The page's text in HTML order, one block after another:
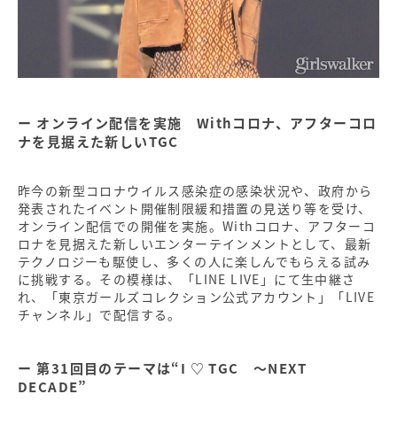
オンライン配信を実施 Withコロナ、アフターコロ
ナを見据えた新しいTGC
昨今の新型コロナウイルス感染症の感染状況や、政府から
発表されたイベント開催制限緩和措置の見送り等を受け、
オンライン配信での開催を実施。Withコロナ、アフターコ
ロナを見据えた新しいエンターテインメントとして、最新
テクノロジーも駆使し、多くの人に楽しんでもらえる試み
に挑戦する。その模様は、「LINE LIVE」にて生中継さ
れ、「東京ガールズコレクション公式アカウント」「LIVE
チャンネル」で配信する。
第31回目のテーマは“I ♡ TGC ～NEXT
DECADE”